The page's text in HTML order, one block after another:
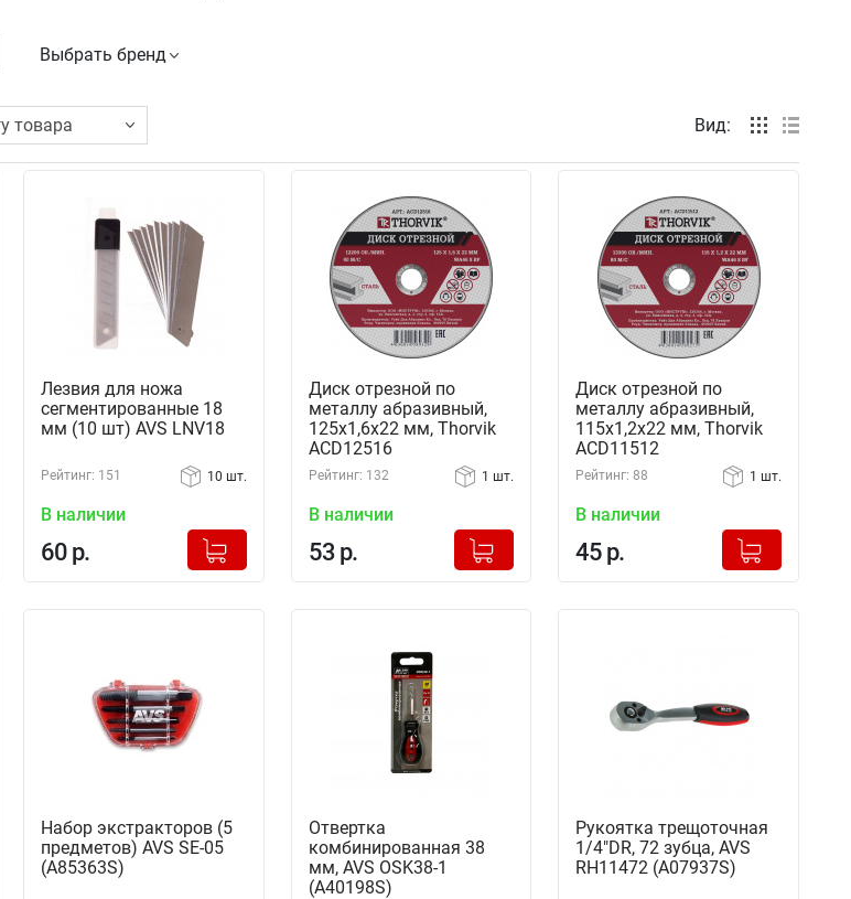
Выбрать бренд
Вид:
Лезвия для ножа
сегментированные 18
мм (10 шт) AVS LNV18
Рейтинг: 151 10 шт.
В наличии
60 р.
+
Добавлено в корзину
Диск отрезной по
металлу абразивный,
125х1,6х22 мм, Thorvik
ACD12516
Рейтинг: 132 1 шт.
В наличии
53 р.
+
Добавлено в корзину
Диск отрезной по
металлу абразивный,
115х1,2х22 мм, Thorvik
ACD11512
Рейтинг: 88 1 шт.
В наличии
45 р.
+
Добавлено в корзину
Набор экстракторов (5
предметов) AVS SE-05
(A85363S)
Отвертка
комбинированная 38
мм, AVS OSK38-1
(A40198S)
Рукоятка трещоточная
1/4"DR, 72 зубца, AVS
RH11472 (A07937S)